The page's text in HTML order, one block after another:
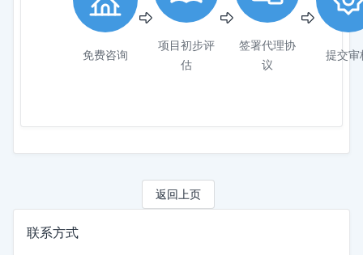
免费咨询
项目初步评
估
签署代理协
议
提交审
返回上页
联系方式